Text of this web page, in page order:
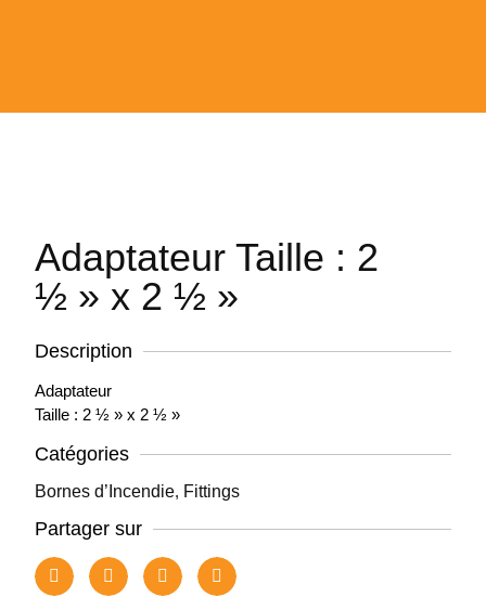
Adaptateur Taille : 2
½ » x 2 ½ »
Description
Adaptateur
Taille : 2 ½ » x 2 ½ »
Catégories
Bornes d’Incendie, Fittings
Partager sur